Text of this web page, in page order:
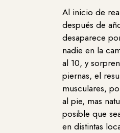
Al inicio de
después de
desaparece
nadie en la
al 10, y
piernas, el
musculares,
al pie, mas
posible que
en distintas